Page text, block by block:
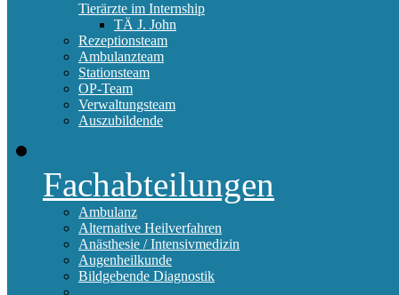
Tierärzte im Internship
TÄ J. John
Rezeptionsteam
Ambulanzteam
Stationsteam
OP-Team
Verwaltungsteam
Auszubildende
Fachabteilungen
Ambulanz
Alternative Heilverfahren
Anästhesie / Intensivmedizin
Augenheilkunde
Bildgebende Diagnostik